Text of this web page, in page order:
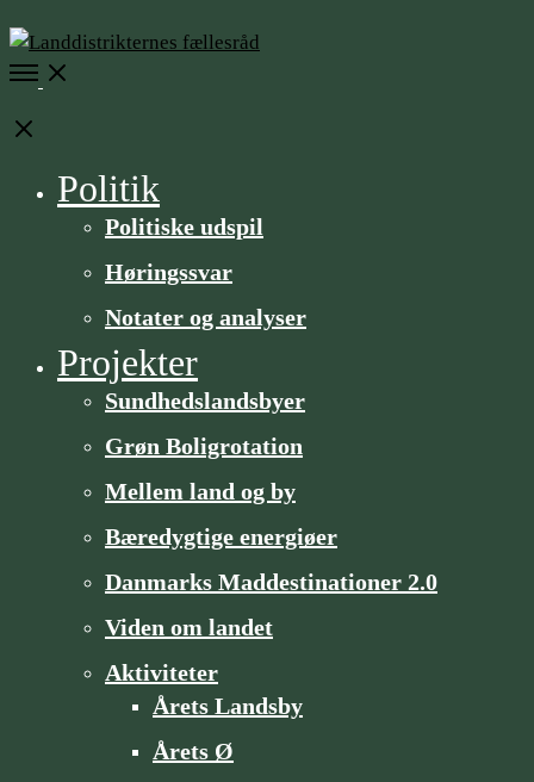
Open
Close
Politik
Politiske udspil
Høringssvar
Notater og analyser
Projekter
Sundheds­­landsbyer
Grøn Boligrotation
Mellem land og by
Bæredygtige energiøer
Danmarks Maddestinationer 2.0
Viden om landet
Aktiviteter
Årets Landsby
Årets Ø